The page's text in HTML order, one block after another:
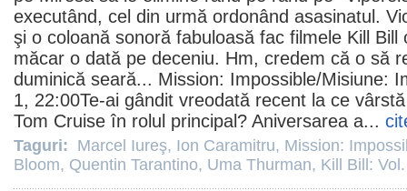
executând, cel din urmă ordonând asasinatul.
şi o coloană sonoră fabuloasă fac filmele Kill Bill
măcar o dată pe deceniu. Hm, credem că o să
duminică seară... Mission: Impossible/Misiune:
1, 22:00Te-ai gândit vreodată recent la ce
Tom Cruise în rolul principal? Aniversarea a...
Taguri: Marcel Iureş, Ion Caramitru, Mission:
Bloom, Quentin Tarantino, Uma Thurman, Kill Bill: